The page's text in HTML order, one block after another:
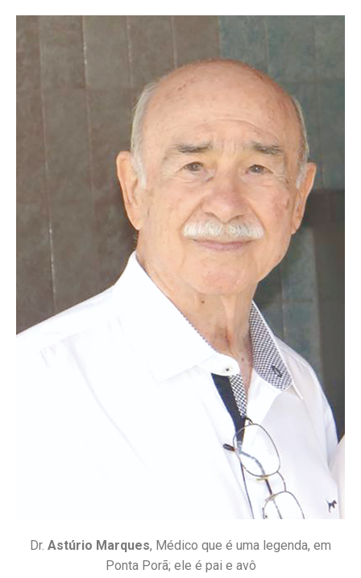
Dr. Astúrio Marques, Médico que é uma legenda, em
Ponta Porã; ele é pai e avô